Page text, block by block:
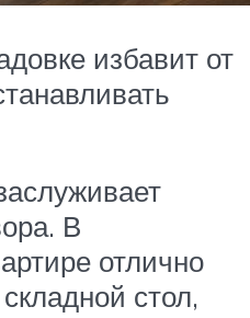
избавит от
В
отлично
стол,